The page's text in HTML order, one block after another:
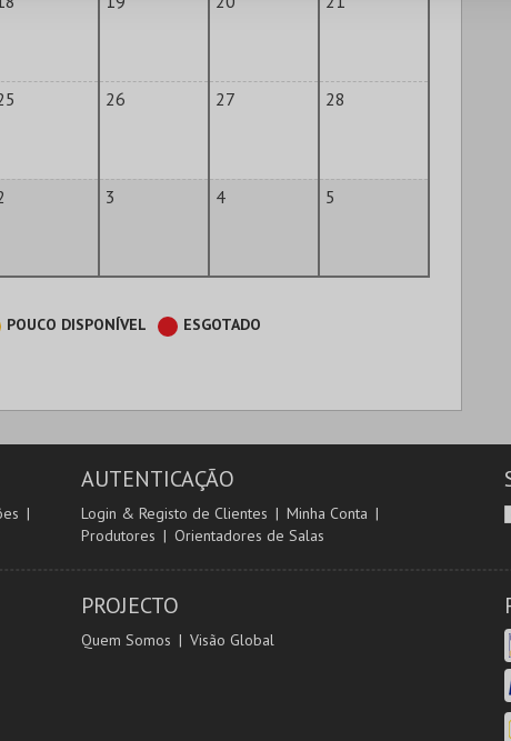
26 27 28
3 4 5
POUCO DISPONÍVEL ESGOTADO
AUTENTICAÇÃO
Login & Registo de Clientes
Minha Conta
Produtores
Orientadores de Salas
PROJECTO
Quem Somos Visão Global